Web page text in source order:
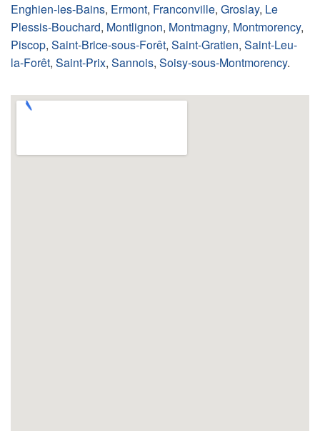
Enghien-les-Bains, Ermont, Franconville, Groslay, Le
Plessis-Bouchard, Montlignon, Montmagny, Montmorency,
Piscop, Saint-Brice-sous-Forêt, Saint-Gratien, Saint-Leu-
la-Forêt, Saint-Prix, Sannois, Soisy-sous-Montmorency.